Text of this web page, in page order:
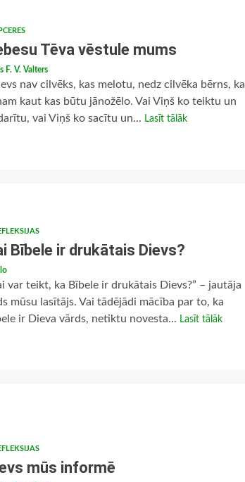
Tēva vēstule mums
F. V. Valters
nav cilvēks, kas melotu, nedz cilvēka bērns, ka
kaut kas būtu jānožēlo. Vai Viņš ko teiktu un
vai Viņš ko sacītu un... Lasīt tālāk
Bībele ir drukātais Dievs?
var teikt, ka Bībele ir drukātais Dievs?” – jautāja
mūsu lasītājs. Vai tādējādi mācība par to, ka
ir Dieva vārds, netiktu novesta... Lasīt tālāk
mūs informē